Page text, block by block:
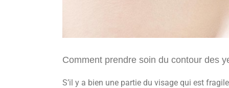
Comment prendre soin du contour des
S’il y a bien une partie du visage qui est